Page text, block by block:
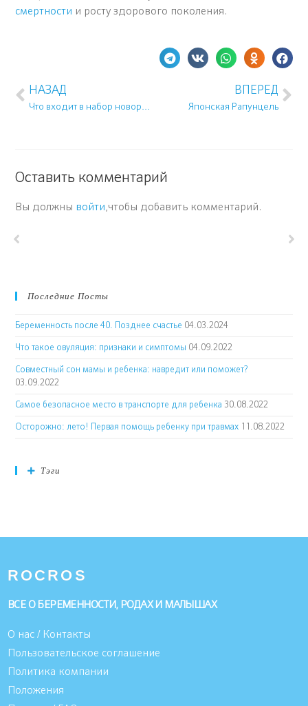
смертности и росту здорового поколения.
НАЗАД
Что входит в набор новорожденного в Москве?
ВПЕРЕД
Японская Рапунцель
Оставить комментарий
Вы должны войти,чтобы добавить комментарий.
Последние Посты
Беременность после 40. Позднее счастье 04.03.2024
Что такое овуляция: признаки и симптомы 04.09.2022
Совместный сон мамы и ребенка: навредит или поможет?
03.09.2022
Самое безопасное место в транспорте для ребенка 30.08.2022
Осторожно: лето! Первая помощь ребенку при травмах 11.08.2022
Тэги
ROCROS
ВСЕ О БЕРЕМЕННОСТИ, РОДАХ И МАЛЫШАХ
О нас / Контакты
Пользовательское соглашение
Политика компании
Положения